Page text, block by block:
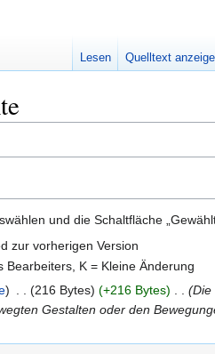
und die Schaltfläche
zur vorherigen Version
K = Kleine Änderung
216 Bytes +216 Bytes
Die
Gestalten oder den
Lesen Quelltext